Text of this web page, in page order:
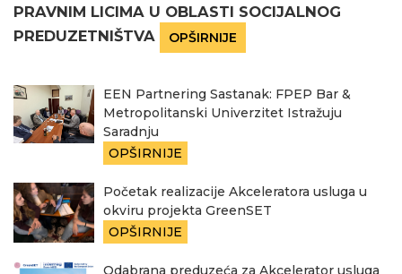
PRAVNIM LICIMA U OBLASTI SOCIJALNOG
PREDUZETNIŠTVA
OPŠIRNIJE
EEN Partnering Sastanak: FPEP Bar &
Metropolitanski Univerzitet Istražuju
Saradnju
OPŠIRNIJE
Početak realizacije Akceleratora usluga u
okviru projekta GreenSET
OPŠIRNIJE
Odabrana preduzeća za Akcelerator usluga